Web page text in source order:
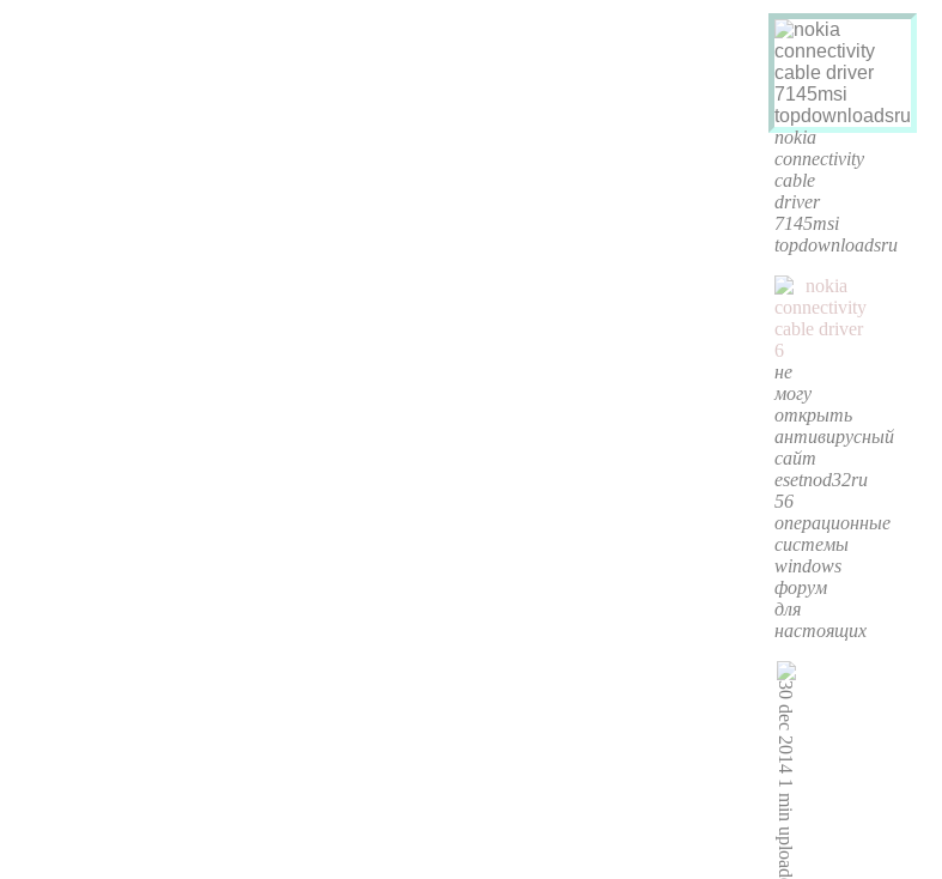
nokia
connectivity
cable
driver
7145msi
topdownloadsru
не
могу
открыть
антивирусный
сайт
esetnod32ru
56
операционные
системы
windows
форум
для
настоящих